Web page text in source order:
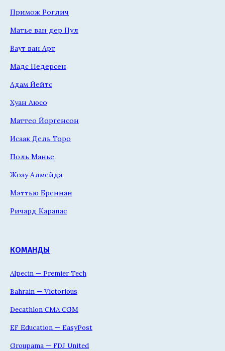
Примож Роглич
Матье ван дер Пул
Ваут ван Арт
Мадс Педерсен
Адам Йейтс
Хуан Аюсо
Маттео Йоргенсон
Исаак Дель Торо
Поль Манье
Жоау Алмейда
Мэттью Бреннан
Ричард Карапас
КОМАНДЫ
Alpecin — Premier Tech
Bahrain — Victorious
Decathlon CMA CGM
EF Education — EasyPost
Groupama — FDJ United